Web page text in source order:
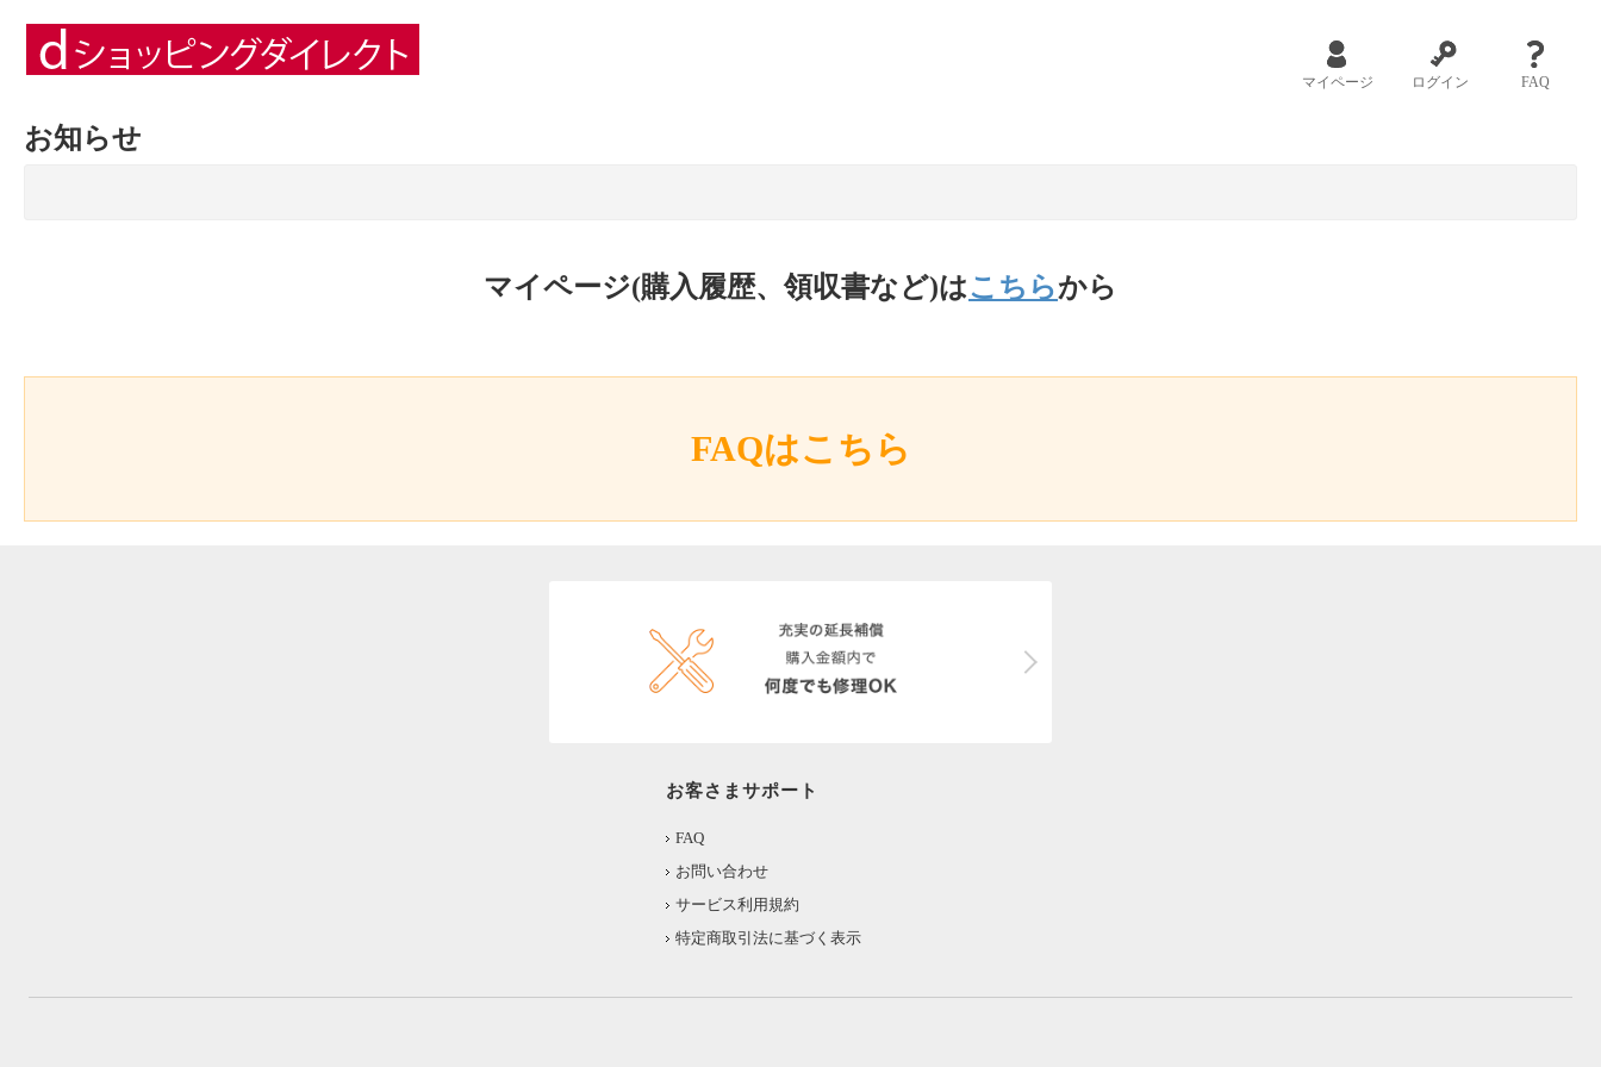
マイページ ログイン FAQ
お知らせ
マイページ(購入履歴、領収書など)はこちらから
FAQはこちら
お客さまサポート
FAQ
お問い合わせ
サービス利用規約
特定商取引法に基づく表示